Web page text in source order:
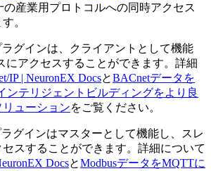
の産業用プロトコルへの同時アクセス
。
ラグインは、クライアントとして機能
にアクセスすることができます。詳細
IP | NeuronEX DocsとBACnetデータを
ンテリジェントビルディングをより良
リューションをご覧ください。
ラグインはマスターとして機能し、スレ
スすることができます。詳細について
DocsとModbusデータをMQTTに